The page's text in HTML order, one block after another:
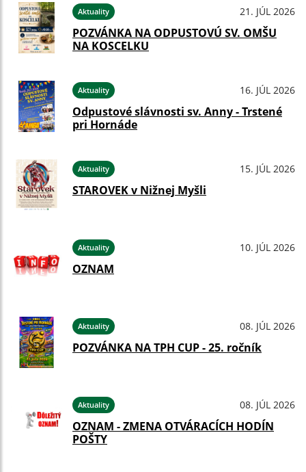
Aktuality 21. JÚL 2026
POZVÁNKA NA ODPUSTOVÚ SV. OMŠU
NA KOSCELKU
Aktuality 16. JÚL 2026
Odpustové slávnosti sv. Anny - Trstené
pri Hornáde
Aktuality 15. JÚL 2026
STAROVEK v Nižnej Myšli
Aktuality 10. JÚL 2026
OZNAM
Aktuality 08. JÚL 2026
POZVÁNKA NA TPH CUP - 25. ročník
Aktuality 08. JÚL 2026
OZNAM - ZMENA OTVÁRACÍCH HODÍN
POŠTY